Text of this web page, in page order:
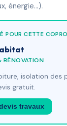
énergie…).
POUR CETTE
RÉNOVATION
isolation des
gratuit.
travaux